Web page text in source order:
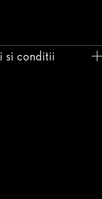
si conditii